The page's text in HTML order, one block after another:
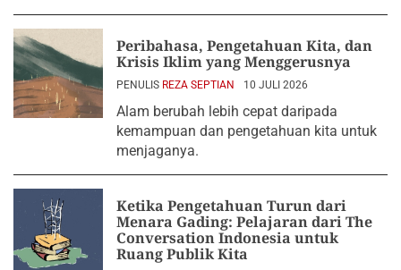
Peribahasa, Pengetahuan Kita, dan
Krisis Iklim yang Menggerusnya
PENULIS REZA SEPTIAN 10 JULI 2026
Alam berubah lebih cepat daripada
kemampuan dan pengetahuan kita untuk
menjaganya.
Ketika Pengetahuan Turun dari
Menara Gading: Pelajaran dari The
Conversation Indonesia untuk
Ruang Publik Kita